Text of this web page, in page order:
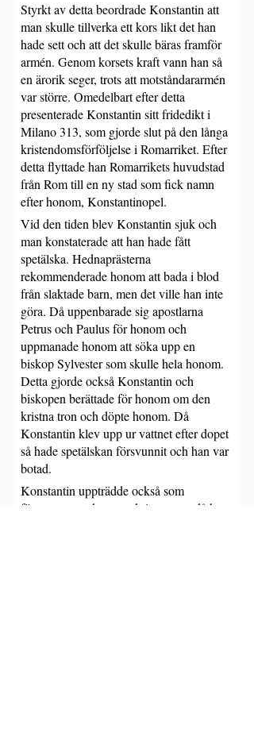
Styrkt av detta beordrade Konstantin att
man skulle tillverka ett kors likt det han
hade sett och att det skulle bäras framför
armén. Genom korsets kraft vann han så
en ärorik seger, trots att motståndararmén
var större. Omedelbart efter detta
presenterade Konstantin sitt fridedikt i
Milano 313, som gjorde slut på den långa
kristendomsförföljelse i Romarriket. Efter
detta flyttade han Romarrikets huvudstad
från Rom till en ny stad som fick namn
efter honom, Konstantinopel.
Vid den tiden blev Konstantin sjuk och
man konstaterade att han hade fått
spetälska. Hednaprästerna
rekommenderade honom att bada i blod
från slaktade barn, men det ville han inte
göra. Då uppenbarade sig apostlarna
Petrus och Paulus för honom och
uppmanade honom att söka upp en
biskop Sylvester som skulle hela honom.
Detta gjorde också Konstantin och
biskopen berättade för honom om den
kristna tron och döpte honom. Då
Konstantin klev upp ur vattnet efter dopet
så hade spetälskan försvunnit och han var
botad.
Konstantin uppträdde också som
försvarare av den rena kristna tron då han